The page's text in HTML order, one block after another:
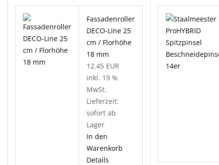
Fassadenroller
DECO-Line 25
cm / Florhöhe
18 mm
12.45 EUR
inkl. 19 %
MwSt.
Lieferzeit:
sofort ab
Lager
In den
Warenkorb
Details